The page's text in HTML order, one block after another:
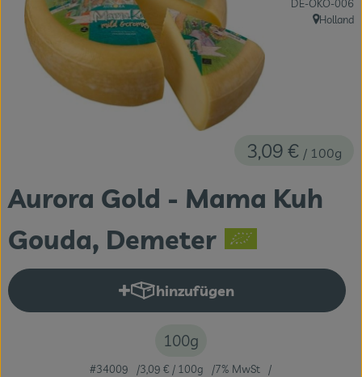
Themenwelten
Obst & Gemüse
Frischetheke
Getränke
Das Konzept
Aurora Gold - Mama Kuh
Gouda, Demeter
3,09 € / 100g
DE-ÖKO-006
, Herkunft:
Holland
hinzufügen
Produkt zum Warenkorb
100g
#34009 3,09 € / 100g
7% MwSt